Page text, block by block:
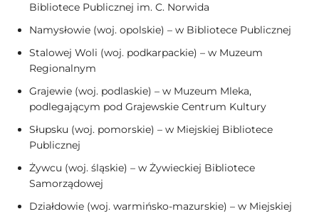
Bibliotece Publicznej im. C. Norwida
Namysłowie (woj. opolskie) – w Bibliotece Publicznej
Stalowej Woli (woj. podkarpackie) – w Muzeum
Regionalnym
Grajewie (woj. podlaskie) – w Muzeum Mleka,
podlegającym pod Grajewskie Centrum Kultury
Słupsku (woj. pomorskie) – w Miejskiej Bibliotece
Publicznej
Żywcu (woj. śląskie) – w Żywieckiej Bibliotece
Samorządowej
Działdowie (woj. warmińsko-mazurskie) – w Miejskiej